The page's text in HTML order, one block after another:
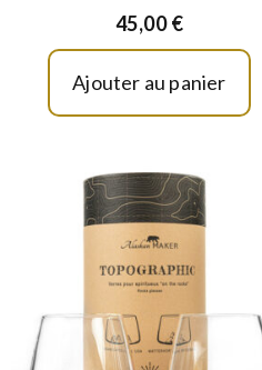
45,00€
Ajouter au panier